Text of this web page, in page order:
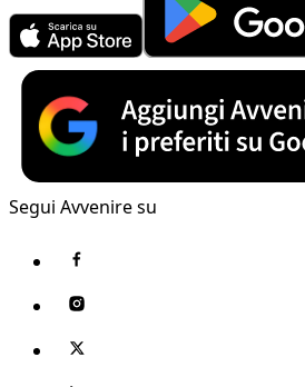
Segui Avvenire su